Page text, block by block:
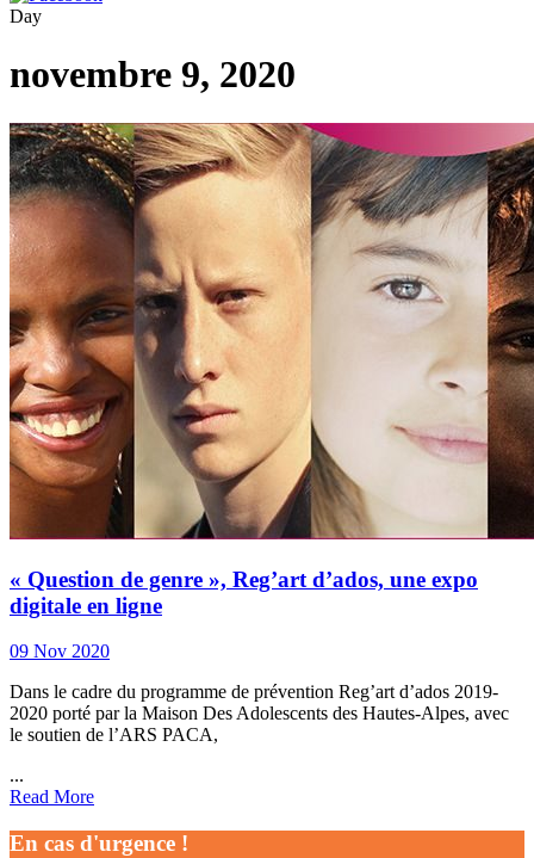
Day
novembre 9, 2020
« Question de genre », Reg’art d’ados, une expo
digitale en ligne
09 Nov 2020
Dans le cadre du programme de prévention Reg’art d’ados 2019-
2020 porté par la Maison Des Adolescents des Hautes-Alpes, avec
le soutien de l’ARS PACA,
...
Read More
En cas d'urgence !